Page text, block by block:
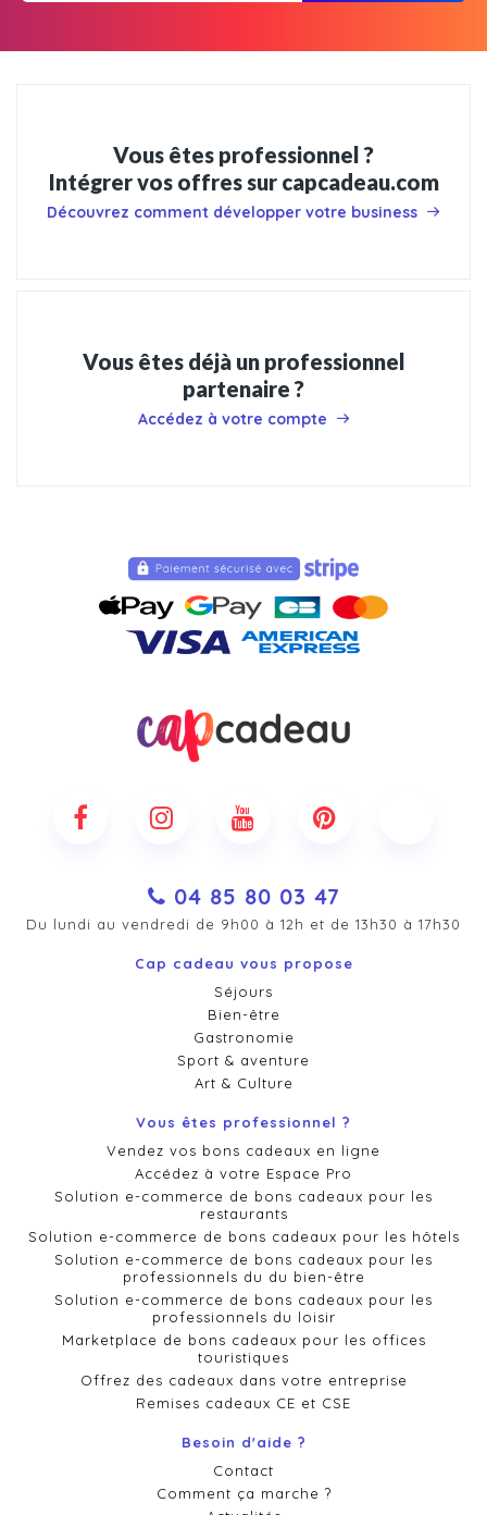
Vous êtes professionnel ?
Intégrer vos offres sur capcadeau.com
Découvrez comment développer votre business
Vous êtes déjà un professionnel
partenaire ?
Accédez à votre compte
04 85 80 03 47
Du lundi au vendredi de 9h00 à 12h et de 13h30 à 17h30
Cap cadeau vous propose
Séjours
Bien-être
Gastronomie
Sport & aventure
Art & Culture
Vous êtes professionnel ?
Vendez vos bons cadeaux en ligne
Accédez à votre Espace Pro
Solution e-commerce de bons cadeaux pour les
restaurants
Solution e-commerce de bons cadeaux pour les hôtels
Solution e-commerce de bons cadeaux pour les
professionnels du du bien-être
Solution e-commerce de bons cadeaux pour les
professionnels du loisir
Marketplace de bons cadeaux pour les offices
touristiques
Offrez des cadeaux dans votre entreprise
Remises cadeaux CE et CSE
Besoin d'aide ?
Contact
Comment ça marche ?